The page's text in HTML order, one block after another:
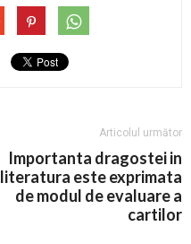
Articolul următor
Importanta dragostei in
literatura este exprimata
de modul de evaluare a
cartilor